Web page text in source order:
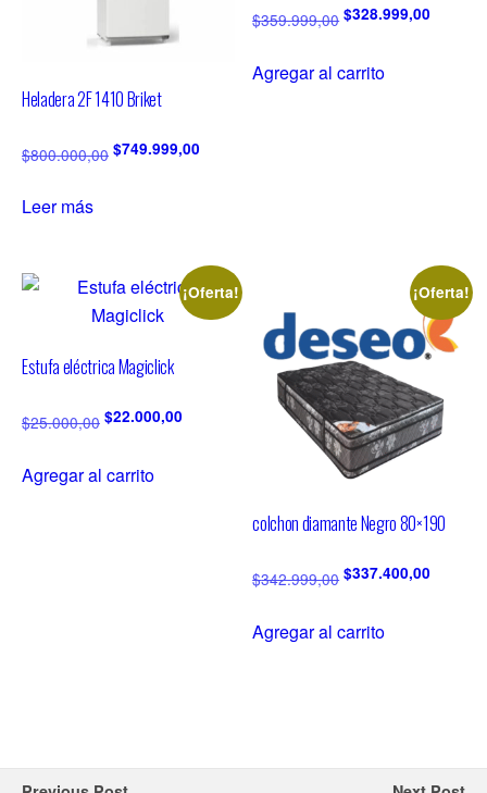
Heladera 2F 1410 Briket
$800.000,00 $749.999,00
Leer más
$359.999,00 $328.999,00
Agregar al carrito
¡Oferta!
Estufa eléctrica Magiclick
$25.000,00 $22.000,00
Agregar al carrito
¡Oferta!
colchon diamante Negro 80×190
$342.999,00 $337.400,00
Agregar al carrito